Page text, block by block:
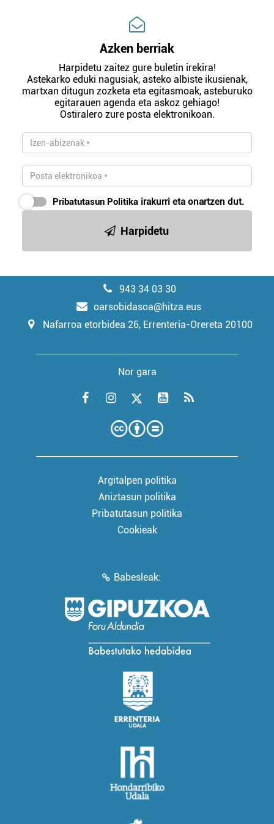
Azken berriak
Harpidetu zaitez gure buletin irekira!
Astekarko eduki nagusiak, asteko albiste ikusienak,
martxan ditugun zozketa eta egitasmoak, asteburuko
egitarauen agenda eta askoz gehiago!
Ostiralero zure posta elektronikoan.
Pribatutasun Politika irakurri eta onartzen dut.
Harpidetu
943 34 03 30
oarsobidasoa@hitza.eus
Nafarroa etorbidea 26, Errenteria-Orereta 20100
Nor gara
Argitalpen politika
Aniztasun politika
Pribatutasun politika
Cookieak
Babesleak: